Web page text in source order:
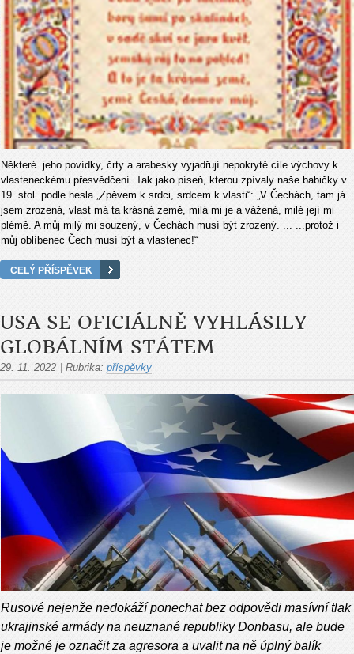
Některé jeho povídky, črty a arabesky vyjadřují nepokrytě cíle výchovy k
vlasteneckému přesvědčení. Tak jako píseň, kterou zpívaly naše babičky v
19. stol. podle hesla „Zpěvem k srdci, srdcem k vlasti“: „V Čechách, tam já
jsem zrozená, vlast má ta krásná země, milá mi je a vážená, milé její mi
plémě. A můj milý mi souzený, v Čechách musí být zrozený. ... ...protož i
můj oblíbenec Čech musí být a vlastenec!“
CELÝ PŘÍSPĚVEK
USA SE OFICIÁLNĚ VYHLÁSILY
GLOBÁLNÍM STÁTEM
29. 11. 2022 Rubrika: příspěvky
Rusové nejenže nedokáží ponechat bez odpovědi masívní tlak
ukrajinské armády na neuznané republiky Donbasu, ale bude
je možné je označit za agresora a uvalit na ně úplný balík